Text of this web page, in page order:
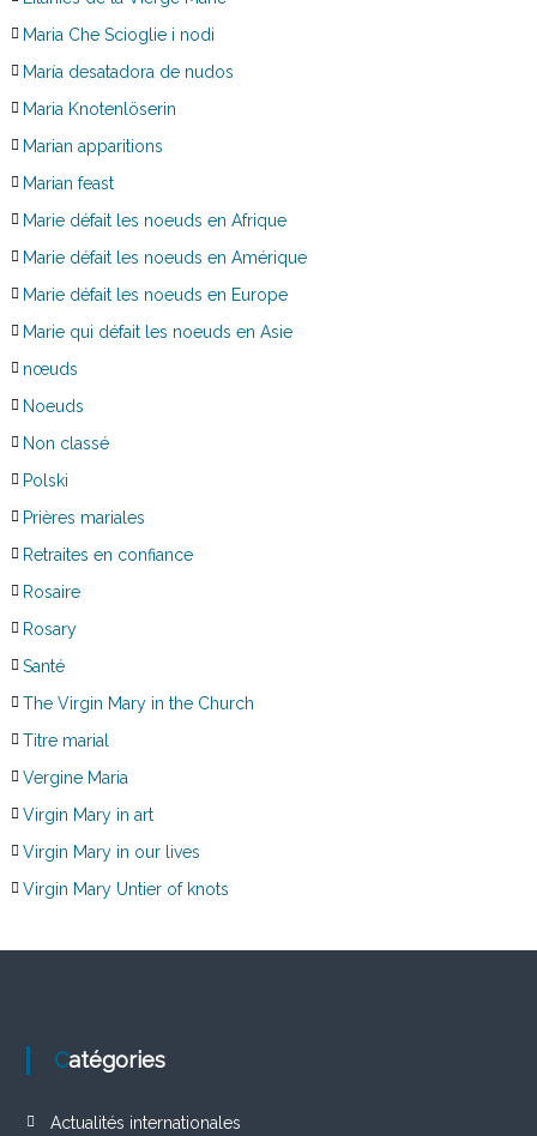
Maria Che Scioglie i nodi
María desatadora de nudos
Maria Knotenlöserin
Marian apparitions
Marian feast
Marie défait les noeuds en Afrique
Marie défait les noeuds en Amérique
Marie défait les noeuds en Europe
Marie qui défait les noeuds en Asie
nœuds
Noeuds
Non classé
Polski
Prières mariales
Retraites en confiance
Rosaire
Rosary
Santé
The Virgin Mary in the Church
Titre marial
Vergine Maria
Virgin Mary in art
Virgin Mary in our lives
Virgin Mary Untier of knots
Catégories
Actualités internationales